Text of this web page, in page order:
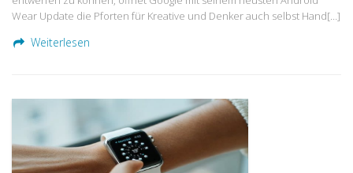
Wear Update die Pforten für Kreative und Denker auch selbst Hand[…]
Weiterlesen